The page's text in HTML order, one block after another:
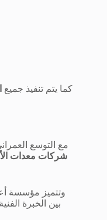
كما يتم تنفيذ جميع
مع التوسع
شركات معدات
وتتميز مؤسسة
بين الخبرة